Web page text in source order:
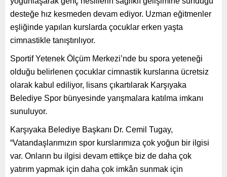
desteğe hız kesmeden devam ediyor. Uzman eğitmenler
eşliğinde yapılan kurslarda çocuklar erken yaşta
cimnastikle tanıştırılıyor.
Sportif Yetenek Ölçüm Merkezi’nde bu spora yeteneği
olduğu belirlenen çocuklar cimnastik kurslarına ücretsiz
olarak kabul ediliyor, lisans çıkartılarak Karşıyaka
Belediye Spor bünyesinde yarışmalara katılma imkanı
sunuluyor.
Karşıyaka Belediye Başkanı Dr. Cemil Tugay,
“Vatandaşlarımızın spor kurslarımıza çok yoğun bir ilgisi
var. Onların bu ilgisi devam ettikçe biz de daha çok
yatırım yapmak için daha çok imkân sunmak için